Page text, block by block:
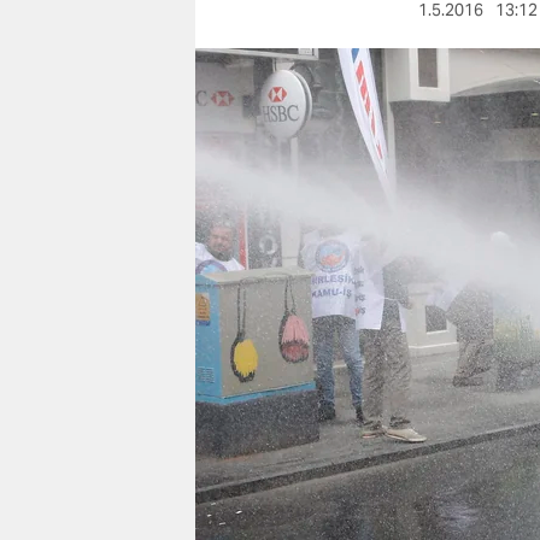
nord
wahrheit
verlag
verlag
veranstaltungen
shop
fragen & hilfe
unterstützen
abo
genossenschaft
1.5.2016